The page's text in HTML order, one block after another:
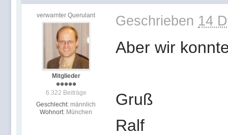
verwarnter Querulant
Mitglieder
6.322 Beiträge
Geschlecht: männlich
Wohnort: München
Geschrieben 14
Aber wir
Gruß
Ralf